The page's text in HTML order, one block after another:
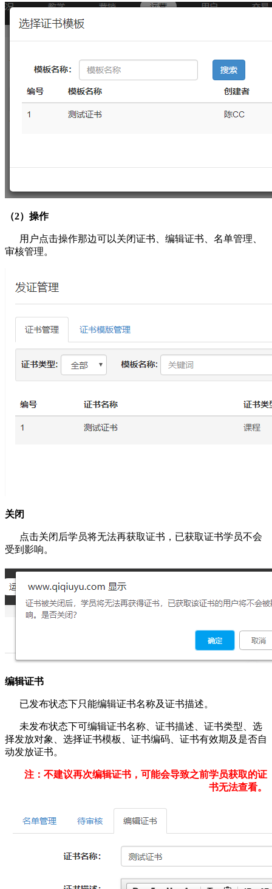
（2）操作
用户点击操作那边可以关闭证书、编辑证书、名单管理、
审核管理。
关闭
点击关闭后学员将无法再获取证书，已获取证书学员不会
受到影响。
编辑证书
已发布状态下只能编辑证书名称及证书描述。
未发布状态下可编辑证书名称、证书描述、证书类型、选
择发放对象、选择证书模板、证书编码、证书有效期及是否自
动发放证书。
注：不建议再次编辑证书，可能会导致之前学员获取的证
书无法查看。